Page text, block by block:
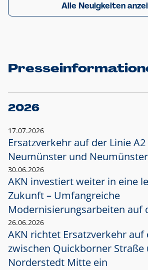
Alle Neuigkeiten
2026
17.07.2026
Ersatzverkehr auf der Linie
Neumünster und
30.06.2026
AKN investiert weiter in eine
Zukunft – Umfangreiche
Modernisierungsarbeiten auf
26.06.2026
AKN richtet Ersatzverkehr auf
zwischen Quickborner Straße
Norderstedt Mitte ein